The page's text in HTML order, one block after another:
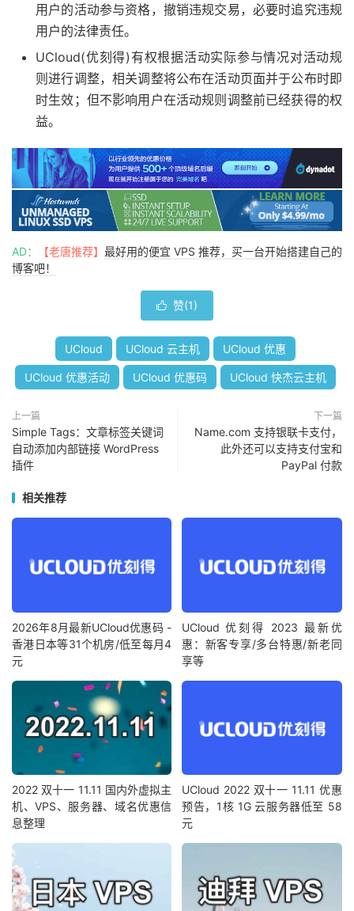
用户的活动参与资格，撤销违规交易，必要时追究违规
用户的法律责任。
UCloud(优刻得)有权根据活动实际参与情况对活动规
则进行调整，相关调整将公布在活动页面并于公布时即
时生效；但不影响用户在活动规则调整前已经获得的权
益。
AD： 【老唐推荐】 最好用的便宜 VPS 推荐，买一台开始搭建自己的
博客吧！
 赞(1)
UCloud UCloud 云主机 UCloud 优惠
UCloud 优惠活动 UCloud 优惠码 UCloud 快杰云主机
上一篇
Simple Tags：文章标签关键词
自动添加内部链接 WordPress
插件
下一篇
Name.com 支持银联卡支付，
此外还可以支持支付宝和
PayPal 付款
相关推荐
2026年8月最新UCloud优惠码 -
香港日本等31个机房/低至每月4
元
UCloud 优刻得 2023 最新优
惠：新客专享/多台特惠/新老同
享等
2022 双十一 11.11 国内外虚拟主
机、VPS、服务器、域名优惠信
息整理
UCloud 2022 双十一 11.11 优惠
预告，1核 1G 云服务器低至 58
元